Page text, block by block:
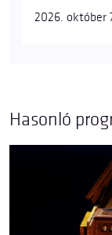
2026. október
Hasonló